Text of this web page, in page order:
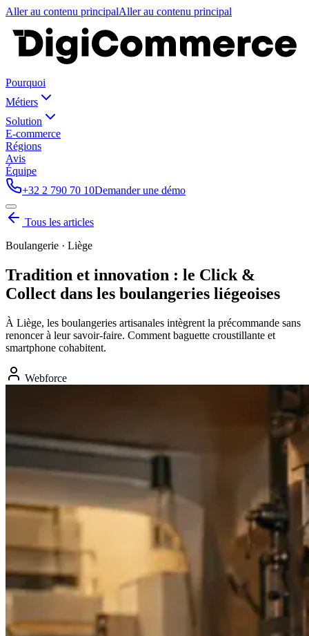
Aller au contenu principalAller au contenu principal
Pourquoi
Métiers
Solution
E-commerce
Régions
Avis
Équipe
+32 2 790 70 10Demander une démo
Tous les articles
Boulangerie · Liège
Tradition et innovation : le Click &
Collect dans les boulangeries liégeoises
À Liège, les boulangeries artisanales intègrent la précommande sans
renoncer à leur savoir-faire. Comment baguette croustillante et
smartphone cohabitent.
Webforce